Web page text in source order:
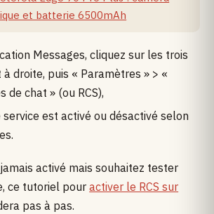
et batterie 6500mAh
Messages, cliquez sur les trois
droite, puis « Paramètres » > «
de chat » (ou RCS),
est activé ou désactivé selon
jamais activé mais souhaitez tester
ce tutoriel pouractiver le RCS sur
pas à pas.